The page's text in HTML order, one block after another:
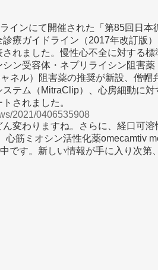
インにて開催された「第85回日本
療ガイドライン（2017年改訂版
れました。慢性心不全に対する標
ン受容体・ネプリライシン阻害
ネル）阻害薬の推奨が新設、僧帽
テム（MitraClip）、心房細動に
されました。
2021/0406535908
変わりますね。さらに、経口可溶
心筋ミオシン活性化薬omecamtiv
です。新しい情報が手に入り次第